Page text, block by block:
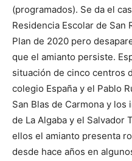
(programados). Se da el
Residencia Escolar de San
Plan de 2020 pero
que el amianto persiste.
situación de cinco centros
colegio España y el Pablo
San Blas de Carmona y
de La Algaba y el Salvador
ellos el amianto presenta
desde hace años en